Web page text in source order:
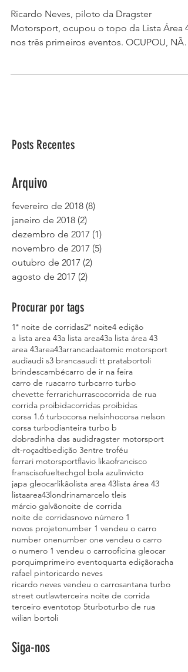
Ricardo Neves, piloto da Dragster
Motorsport, ocupou o topo da Lista Área
nos três primeiros eventos. OCUPOU, NÃO
Posts Recentes
Arquivo
fevereiro de 2018 (8)
janeiro de 2018 (2)
dezembro de 2017 (1)
novembro de 2017 (5)
outubro de 2017 (2)
agosto de 2017 (2)
Procurar por tags
1ª noite de corridas2ª noite4 edição
a lista area 43a lista area43a lista área 43
area 43area43arrancadaatomic motorsport
audiaudi s3 brancaaudi tt pratabortoli
brindescambécarro de ir na feira
carro de ruacarro turbcarro turbo
chevette ferrarichurrascocorrida de rua
corrida proibidacorridas proibidas
corsa 1.6 turbocorsa nelsinhocorsa nelson
corsa turbodianteira turbo b
dobradinha das audidragster motorsport
dt-roçadtbedição 3entre troféu
ferrari motorsportflavio likaofrancisco
franscisofueltechgol bola azulinvicto
japa gleocarlikãolista area 43lista área 43
listaarea43londrinamarcelo tleis
márcio galvãonoite de corrida
noite de corridasnovo número 1
novos projetonumber 1 vendeu o carro
number onenumber one vendeu o carro
o numero 1 vendeu o carrooficina gleocar
porquimprimeiro eventoquarta ediçãoracha
rafael pintoricardo neves
ricardo neves vendeu o carrosantana turbo
street outlawterceira noite de corrida
terceiro eventotop 5turboturbo de rua
wilian bortoli
Siga-nos